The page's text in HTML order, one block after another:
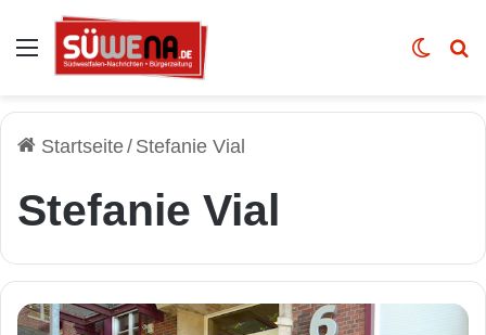
Auswahl Skin
Startseite/ Stefanie Vial
Stefanie Vial